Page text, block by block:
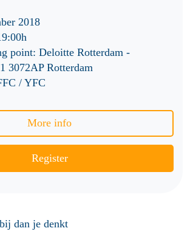
2018
point: Deloitte Rotterdam -
3072AP Rotterdam
/ YFC
More info
Register
dan je denkt